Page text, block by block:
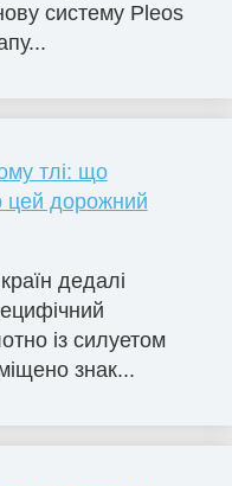
систему Pleos
тлі: що
цей дорожний
дедалі
із силуетом
знак...